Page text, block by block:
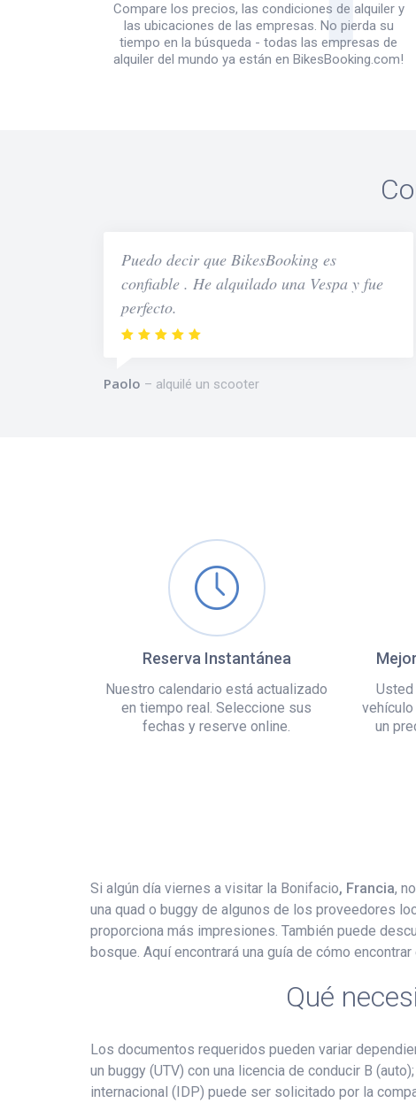
Compare los precios, las condiciones de alquiler y
las ubicaciones de las empresas. No pierda su
tiempo en la búsqueda - todas las empresas de
alquiler del mundo ya están en BikesBooking.com!
Puedo decir que BikesBooking es
confiable . He alquilado una Vespa y fue
perfecto.
Paolo alquilé un scooter
Reserva Instantánea
Nuestro calendario está actualizado
en tiempo real. Seleccione sus
fechas y reserve online.
Usted
un
Si algún día viernes a visitar la Bonifacio, Francia,
una quad o buggy de algunos de los proveedores
proporciona más impresiones. También puede
bosque. Aquí encontrará una guía de cómo
Qué
Los documentos requeridos pueden variar
un buggy (UTV) con una licencia de conducir B
internacional (IDP) puede ser solicitado por la